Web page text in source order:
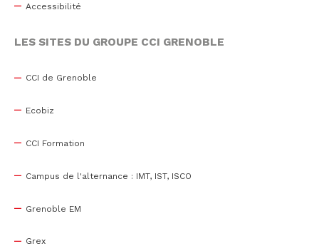
Accessibilité
LES SITES DU GROUPE CCI GRENOBLE
CCI de Grenoble
Ecobiz
CCI Formation
Campus de l'alternance : IMT, IST, ISCO
Grenoble EM
Grex